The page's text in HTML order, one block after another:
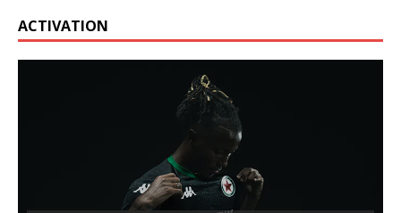
ACTIVATION